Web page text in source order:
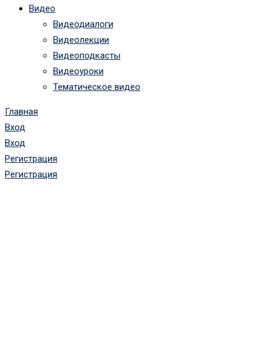
Видео
Видеодиалоги
Видеолекции
Видеоподкасты
Видеоуроки
Тематическое видео
Главная
Вход
Вход
Регистрация
Регистрация